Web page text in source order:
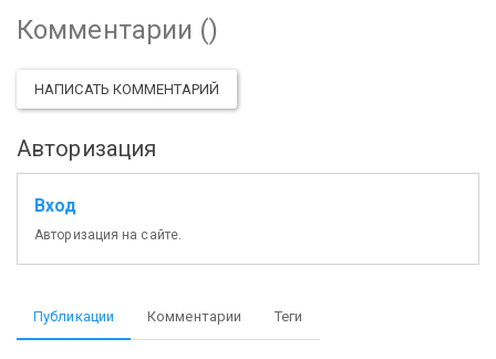
Комментарии ()
НАПИСАТЬ КОММЕНТАРИЙ
Авторизация
Вход
Авторизация на сайте.
Публикации Комментарии Теги